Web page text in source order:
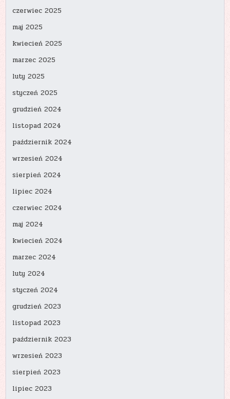
czerwiec 2025
maj 2025
kwiecień 2025
marzec 2025
luty 2025
styczeń 2025
grudzień 2024
listopad 2024
październik 2024
wrzesień 2024
sierpień 2024
lipiec 2024
czerwiec 2024
maj 2024
kwiecień 2024
marzec 2024
luty 2024
styczeń 2024
grudzień 2023
listopad 2023
październik 2023
wrzesień 2023
sierpień 2023
lipiec 2023